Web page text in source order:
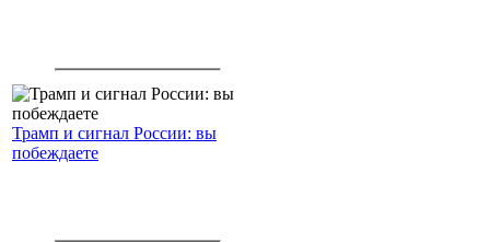
Трамп и сигнал России: вы
побеждаете